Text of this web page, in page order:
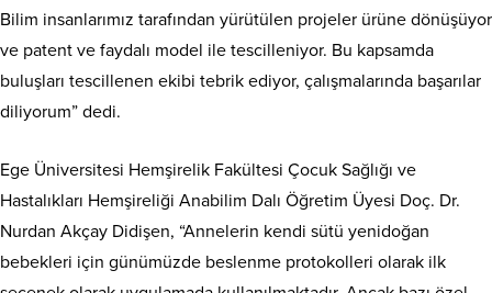
Bilim insanlarımız tarafından yürütülen projeler ürüne dönüşüyor
ve patent ve faydalı model ile tescilleniyor. Bu kapsamda
buluşları tescillenen ekibi tebrik ediyor, çalışmalarında başarılar
diliyorum” dedi.
Ege Üniversitesi Hemşirelik Fakültesi Çocuk Sağlığı ve
Hastalıkları Hemşireliği Anabilim Dalı Öğretim Üyesi Doç. Dr.
Nurdan Akçay Didişen, “Annelerin kendi sütü yenidoğan
bebekleri için günümüzde beslenme protokolleri olarak ilk